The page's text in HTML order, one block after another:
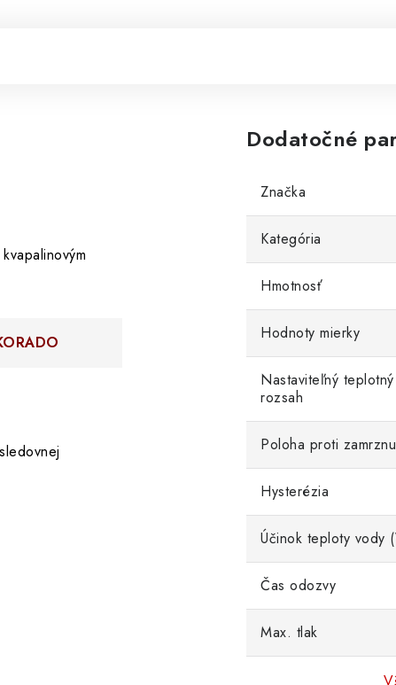
Dodatočné
Značka
Kategória
Hmotnosť
Hodnoty mierky
Nastaviteľný teplotný
rozsah
Poloha proti
Hysterézia
Účinok teploty vody
Čas odozvy
Max. tlak